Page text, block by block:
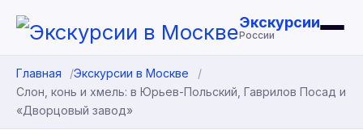
Экскурсии
России
Главная
Экскурсии в Москве
Слон, конь и хмель: в Юрьев-Польский, Гаврилов Посад и
«Дворцовый завод»